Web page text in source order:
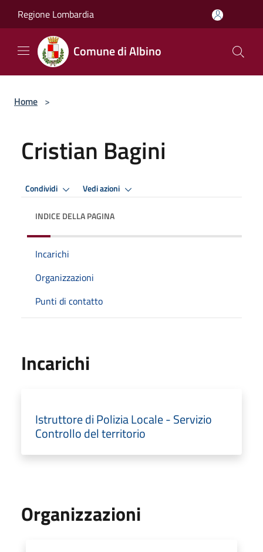
Regione Lombardia
Comune di Albino
Home >
Cristian Bagini
Condividi Vedi azioni
INDICE DELLA PAGINA
Incarichi
Organizzazioni
Punti di contatto
Incarichi
Istruttore di Polizia Locale - Servizio
Controllo del territorio
Organizzazioni